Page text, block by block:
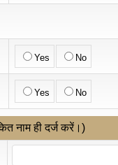
Yes No
Yes No
नाम ही दर्ज करें।)